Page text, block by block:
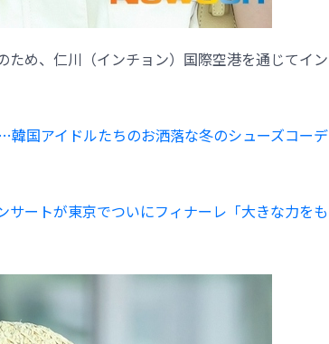
め、仁川（インチョン）国際空港を通じてイン
韓国アイドルたちのお洒落な冬のシューズコーデ
サートが東京でついにフィナーレ「大きな力をも